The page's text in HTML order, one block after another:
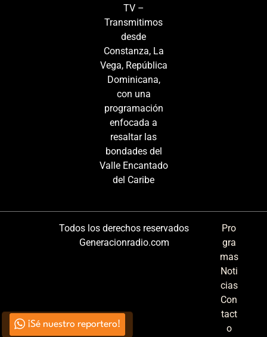
TV –
Transmitimos
desde
Constanza, La
Vega, República
Dominicana,
con una
programación
enfocada a
resaltar las
bondades del
Valle Encantado
del Caribe
Todos los derechos reservados
Generacionradio.com
Pro
gra
mas
Noti
cias
Con
tact
o
¡Sé nuestro reportero!